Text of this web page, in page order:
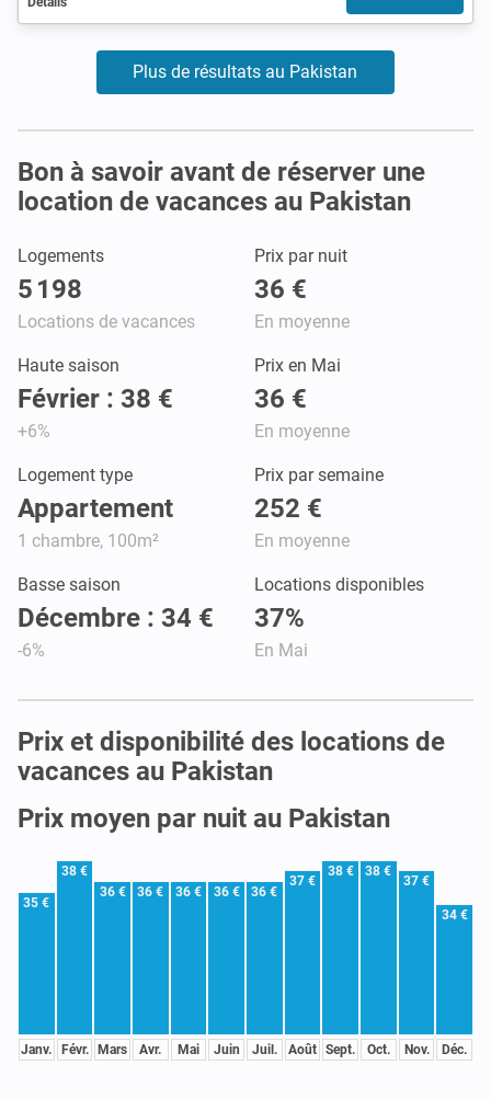
Plus de résultats au Pakistan
Bon à savoir avant de réserver une
location de vacances au Pakistan
Logements
5 198
Locations de vacances
Prix par nuit
36 €
En moyenne
Haute saison
Février : 38 €
+6%
Prix en Mai
36 €
En moyenne
Logement type
Appartement
1 chambre, 100m²
Prix par semaine
252 €
En moyenne
Basse saison
Décembre : 34 €
-6%
Locations disponibles
37%
En Mai
Prix et disponibilité des locations de
vacances au Pakistan
Prix moyen par nuit au Pakistan
35 €
Janv.
38 €
Févr.
36 €
Mars
36 €
Avr.
36 €
Mai
36 €
Juin
36 €
Juil.
37 €
Août
38 €
Sept.
38 €
Oct.
37 €
Nov.
34 €
Déc.